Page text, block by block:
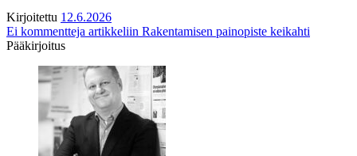
Kirjoitettu 12.6.2026
Ei kommentteja artikkeliin Rakentamisen painopiste keikahti
Pääkirjoitus